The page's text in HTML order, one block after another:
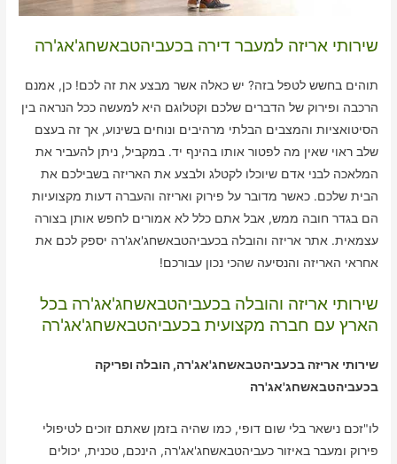
שירותי אריזה למעבר דירה בכעביהטבאשחג'אג'רה
תוהים בחשש לטפל בזה? יש כאלה אשר מבצע את זה לכם! כן, אמנם
הרכבה ופירוק של הדברים שלכם וקטלוגם היא למעשה ככל הנראה בין
הסיטואציות והמצבים הבלתי מרהיבים ונוחים בשינוע, אך זה בעצם
שלב ראוי שאין מה לפטור אותו בהינף יד. במקביל, ניתן להעביר את
המלאכה לבני אדם שיוכלו לקטלג ולבצע את האריזה בשבילכם את
הבית שלכם. כאשר מדובר על פירוק ואריזה והעברה דעות מקצועיות
הם בגדר חובה ממש, אבל אתם כלל לא אמורים לחפש אותן בצורה
עצמאית. אתר אריזה והובלה בכעביהטבאשחג'אג'רה יספק לכם את
אחראי האריזה והנסיעה שהכי נכון עבורכם!
שירותי אריזה והובלה בכעביהטבאשחג'אג'רה בכל
הארץ עם חברה מקצועית בכעביהטבאשחג'אג'רה
שירותי אריזה בכעביהטבאשחג'אג'רה, הובלה ופריקה
בכעביהטבאשחג'אג'רה
לו"זכם נישאר בלי שום דופי, כמו שהיה בזמן שאתם זוכים לטיפולי
פירוק ומעבר באיזור כעביהטבאשחג'אג'רה, הינכם, טכנית, יכולים